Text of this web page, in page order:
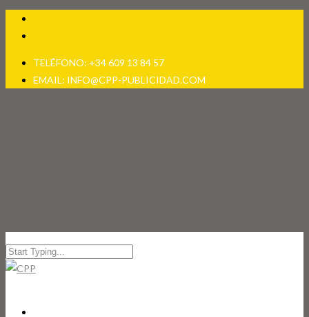
TELÉFONO: +34 609 13 84 57
EMAIL: INFO@CPP-PUBLICIDAD.COM